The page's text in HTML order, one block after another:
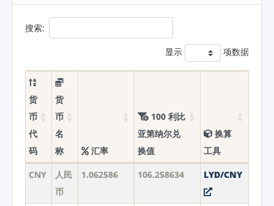
搜索:
显示 项数据
货
币
代
码
货
币
名
称
汇率
100 利比
亚第纳尔兑
换值
换算
工具
CNY
人民
币
1.062586 106.258634 LYD/CNY